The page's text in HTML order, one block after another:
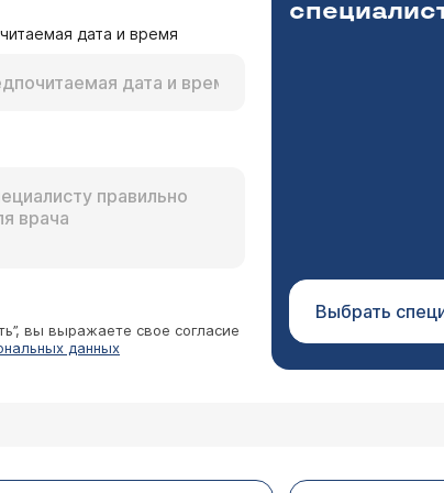
вызывающих эту патологию, поэтому Вам
Вам обратиться к специалисту трихологу.
волос. Веду здоровый образ жизни:
Вам какие-либо рекомендации по лечению и
дата и время
вы выражаете свое согласие
данных
Выбрать